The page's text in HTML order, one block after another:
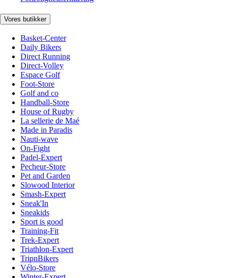
Vores butikker
Basket-Center
Daily Bikers
Direct Running
Direct-Volley
Espace Golf
Foot-Store
Golf and co
Handball-Store
House of Rugby
La sellerie de Maé
Made in Paradis
Nauti-wave
On-Fight
Padel-Expert
Pecheur-Store
Pet and Garden
Slowood Interior
Smash-Expert
Sneak'In
Sneakids
Sport is good
Training-Fit
Trek-Expert
Triathlon-Expert
TripnBikers
Vélo-Store